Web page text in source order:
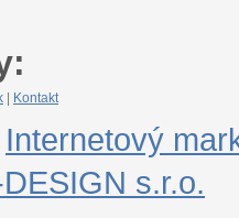
Kontakt
Internetový
s.r.o.